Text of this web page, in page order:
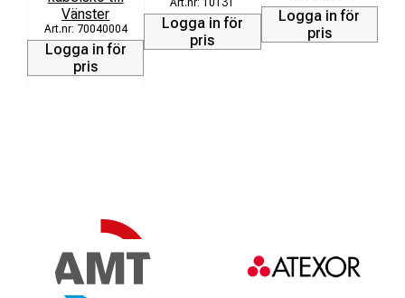
Vänster
70040004
Logga in för
pris
10131
Logga in för
pris
Logga in för
pris